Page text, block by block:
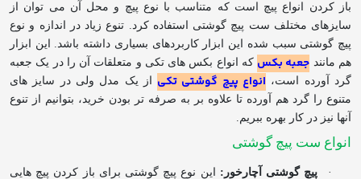
باز کردن انواع پیچ است که متناسب با نوع پیچ و محل آن می توان از
سایزهای مختلف ست پیچ گوشتی استفاده کرد. تنوع زیاد در اندازه و نوع
پیچ گوشتی سبب شده این ابزار کاربردهای بسیاری داشته باشد. این ابزار
هم مانند جعبه بکس که انواع بکس های تکی و متعلقات آن را در یک جعبه
گرد آورده است، انواع پیچ گوشتی تکی از یک مدل ولی در سایز های
متنوع را گرد هم آورده تا علاوه بر به صرفه تر بودن خرید، بتوانیم از تنوع
آنها نیز در کار بهره ببریم.
انواع ست پیچ گوشتی
· پیچ گوشتی آچارخور: این نوع پیچ گوشتی برای باز کردن پیچ هایی